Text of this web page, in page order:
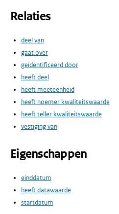
Relaties
deel van
gaat over
geïdentificeerd door
heeft deel
heeft meeteenheid
heeft noemer kwaliteitswaarde
heeft teller kwaliteitswaarde
vestiging van
Eigenschappen
einddatum
heeft datawaarde
startdatum